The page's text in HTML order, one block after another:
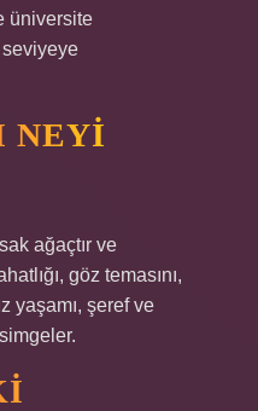
üniversite
NEYI
ağaçtır ve
göz temasını,
yaşamı, şeref ve